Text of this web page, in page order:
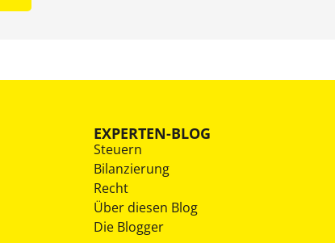
EXPERTEN-BLOG
Steuern
Bilanzierung
Recht
Über diesen Blog
Die Blogger